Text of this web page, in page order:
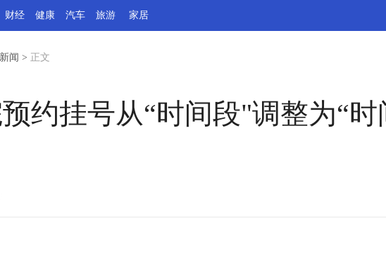
财经 健康 汽车 旅游 家居
闻 > 正文
约挂号从“时间段"调整为“